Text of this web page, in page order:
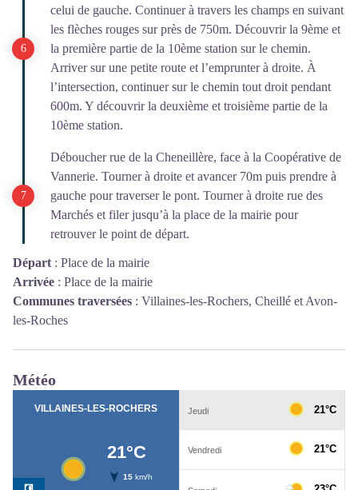
celui de gauche. Continuer à travers les champs en suivant
les flèches rouges sur près de 750m. Découvrir la 9ème et
la première partie de la 10ème station sur le chemin.
Arriver sur une petite route et l’emprunter à droite. À
l’intersection, continuer sur le chemin tout droit pendant
600m. Y découvrir la deuxième et troisième partie de la
10ème station.
Déboucher rue de la Cheneillère, face à la Coopérative de
Vannerie. Tourner à droite et avancer 70m puis prendre à
gauche pour traverser le pont. Tourner à droite rue des
Marchés et filer jusqu’à la place de la mairie pour
retrouver le point de départ.
Départ : Place de la mairie
Arrivée : Place de la mairie
Communes traversées : Villaines-les-Rochers, Cheillé et Avon-
les-Roches
Météo